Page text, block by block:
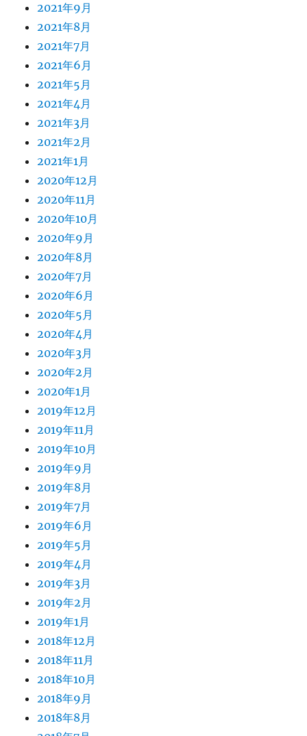
2021年9月
2021年8月
2021年7月
2021年6月
2021年5月
2021年4月
2021年3月
2021年2月
2021年1月
2020年12月
2020年11月
2020年10月
2020年9月
2020年8月
2020年7月
2020年6月
2020年5月
2020年4月
2020年3月
2020年2月
2020年1月
2019年12月
2019年11月
2019年10月
2019年9月
2019年8月
2019年7月
2019年6月
2019年5月
2019年4月
2019年3月
2019年2月
2019年1月
2018年12月
2018年11月
2018年10月
2018年9月
2018年8月